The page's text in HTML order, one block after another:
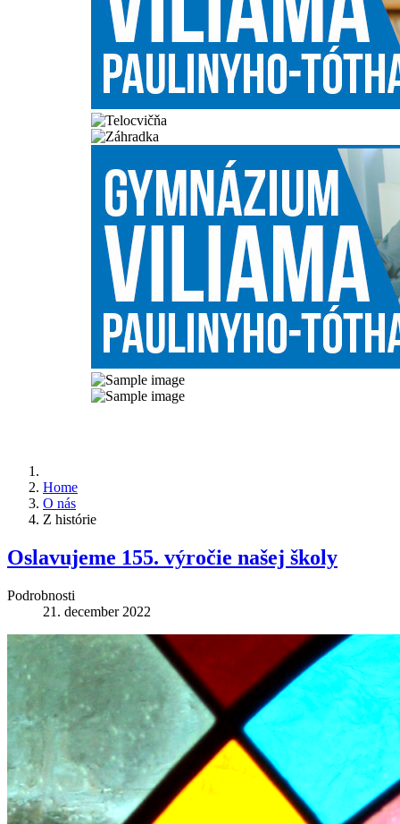
Home
O nás
Z histórie
Oslavujeme 155. výročie našej školy
Podrobnosti
21. december 2022